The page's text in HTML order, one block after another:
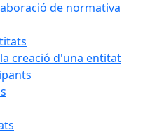
de normativa
creació d'una entitat